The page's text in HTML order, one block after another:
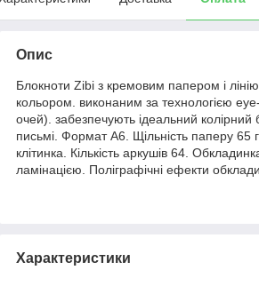
Опис
Блокноти Zibi з кремовим папером і
кольором. виконаним за технологією
очей). забезпечують ідеальний
письмі. Формат А6. Щільність паперу 65
клітинка. Кількість аркушів 64.
ламінацією. Поліграфічні ефекти
Характеристики